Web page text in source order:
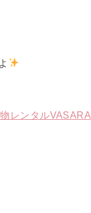
レンタルVASARA